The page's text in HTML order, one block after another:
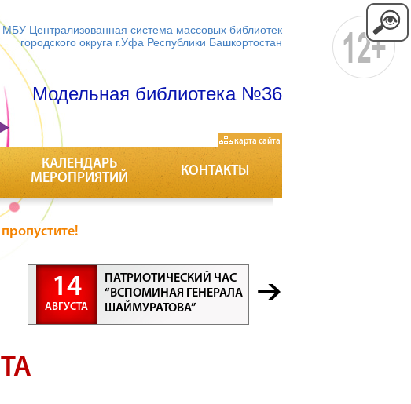
МБУ Централизованная система массовых библиотек
городского округа г.Уфа Республики Башкортостан
Модельная библиотека №36
КАЛЕНДАРЬ
МЕРОПРИЯТИЙ
КОНТАКТЫ
карта сайта
14
АВГУСТА
ПАТРИОТИЧЕСКИЙ ЧАС
“ВСПОМИНАЯ ГЕНЕРАЛА
ШАЙМУРАТОВА”